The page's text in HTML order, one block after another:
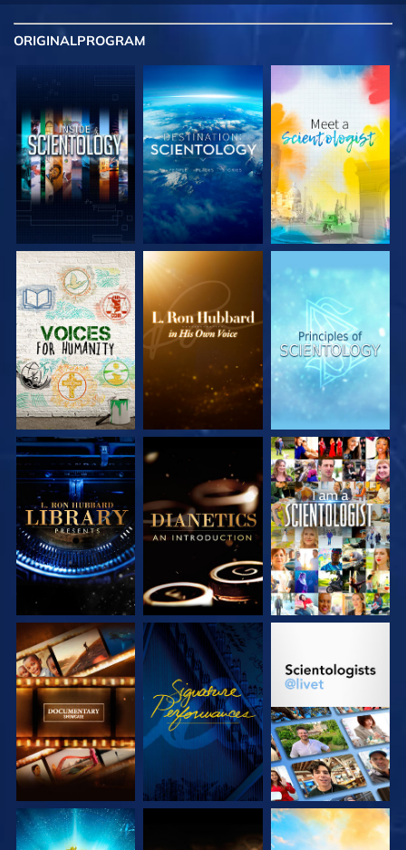
ORIGINALPROGRAM
UTFORSKA
SERIEN
UTFORSKA
SERIEN
UTFORSKA
SERIEN
UTFORSKA
SERIEN
UTFORSKA
SERIEN
TITTA
UTFORSKA
SERIEN
TITTA
UTFORSKA